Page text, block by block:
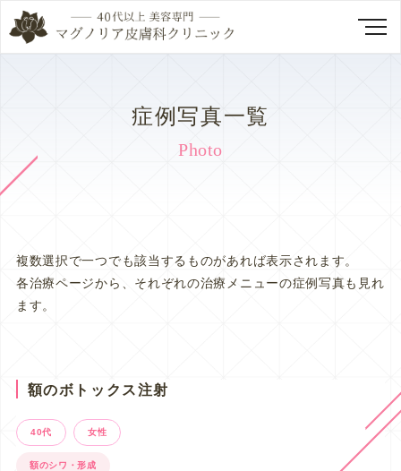
症例写真一覧
Photo
複数選択で一つでも該当するものがあれば表示されます。
各治療ページから、それぞれの治療メニューの症例写真も見れ
ます。
額のボトックス注射
40代 女性
額のシワ・形成